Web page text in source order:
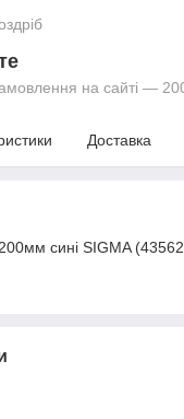
на сайті —
Доставка
200мм сині SIGMA